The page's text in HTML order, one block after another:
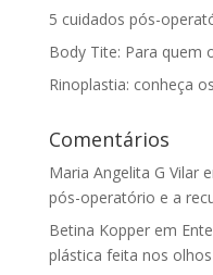
5 cuidados pós-
Body Tite: Para quem
Rinoplastia: conheça
Comentários
Maria Angelita G Vilar
pós-operatório e a
Betina Kopperem
plástica feita nos olhos